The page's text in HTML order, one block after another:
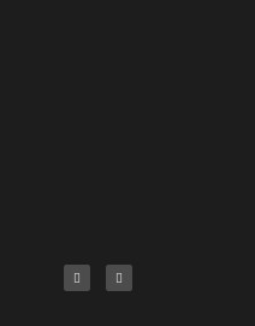
F
a
c
I
n
s